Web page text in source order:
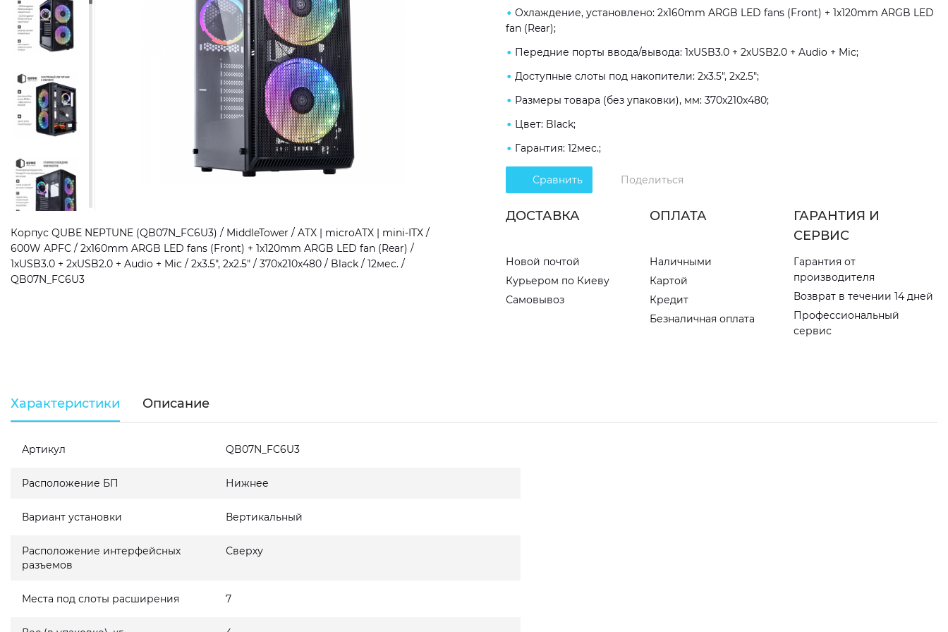
Корпус QUBE NEPTUNE (QB07N_FC6U3) / MiddleTower / ATX | microATX | mini-ITX /
600W APFC / 2x160mm ARGB LED fans (Front) + 1x120mm ARGB LED fan (Rear) /
1хUSB3.0 + 2хUSB2.0 + Audio + Mic / 2x3.5", 2x2.5" / 370x210x480 / Black / 12мес. /
QB07N_FC6U3
Охлаждение, установлено: 2x160mm ARGB LED fans (Front) + 1x120mm ARGB LED
fan (Rear);
Передние порты ввода/вывода: 1хUSB3.0 + 2хUSB2.0 + Audio + Mic;
Доступные слоты под накопители: 2x3.5", 2x2.5";
Размеры товара (без упаковки), мм: 370x210x480;
Цвет: Black;
Гарантия: 12мес.;
Сравнить Поделиться
ДОСТАВКА
Новой почтой
Курьером по Киеву
Самовывоз
ОПЛАТА
Наличными
Картой
Кредит
Безналичная оплата
ГАРАНТИЯ И
СЕРВИС
Гарантия от
производителя
Возврат в течении 14 дней
Профессиональный
сервис
Характеристики Описание
Артикул QB07N_FC6U3
Расположение БП Нижнее
Вариант установки Вертикальный
Расположение интерфейсных
разъемов
Сверху
Места под слоты расширения 7